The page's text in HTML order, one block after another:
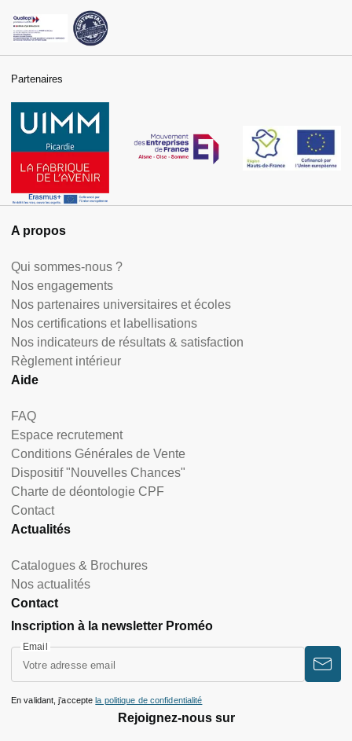
A propos
Qui sommes-nous ?
Nos engagements
Nos partenaires universitaires et écoles
Nos certifications et labellisations
Nos indicateurs de résultats & satisfaction
Règlement intérieur
Aide
FAQ
Espace recrutement
Conditions Générales de Vente
Dispositif "Nouvelles Chances"
Charte de déontologie CPF
Contact
Actualités
Catalogues & Brochures
Nos actualités
Contact
Rejoignez-nous sur
Inscription à la newsletter Proméo
Email
En validant, j’accepte la politique de confidentialité
Partenaires